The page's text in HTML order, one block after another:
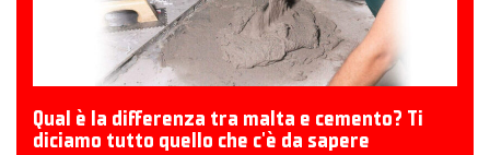
Qual è la differenza tra malta e cemento? Ti
diciamo tutto quello che c'è da sapere